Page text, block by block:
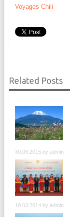
Voyages Chili
Related Posts
30.06.2015.by admin
19.03.2014.by admin